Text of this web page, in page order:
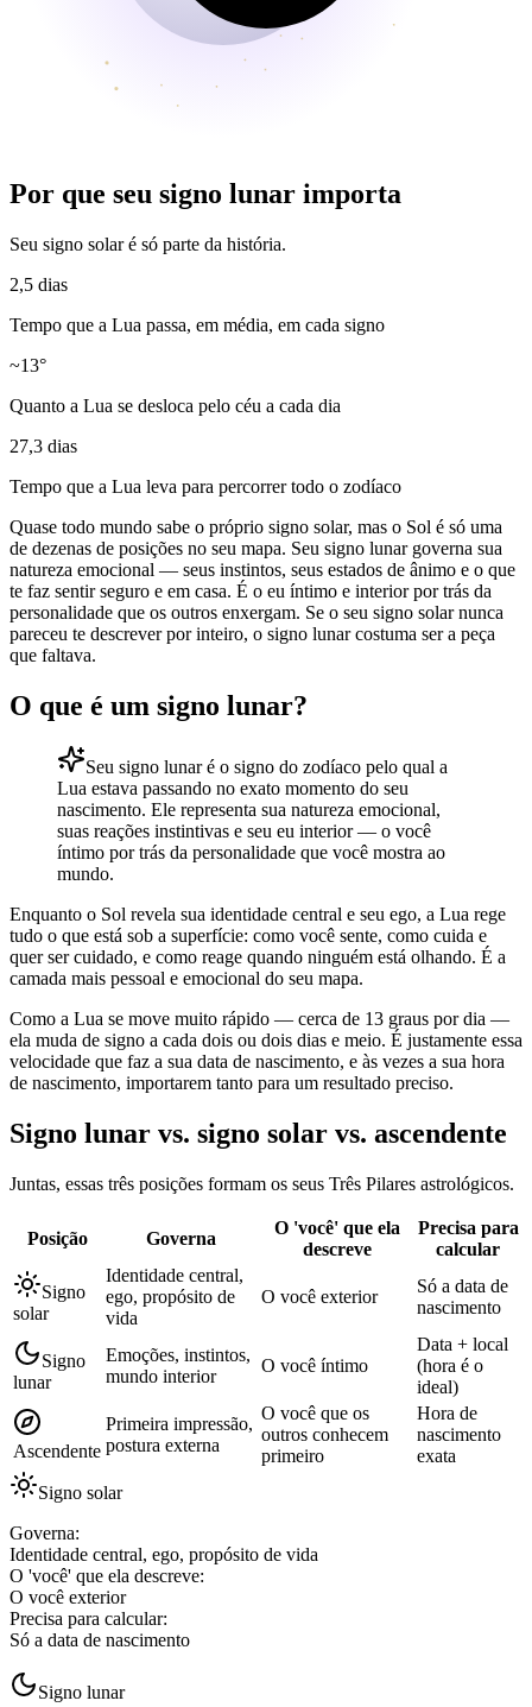
Por que seu signo lunar importa
Seu signo solar é só parte da história.
2,5 dias
Tempo que a Lua passa, em média, em cada signo
~13°
Quanto a Lua se desloca pelo céu a cada dia
27,3 dias
Tempo que a Lua leva para percorrer todo o zodíaco
Quase todo mundo sabe o próprio signo solar, mas o Sol é só uma
de dezenas de posições no seu mapa. Seu signo lunar governa sua
natureza emocional — seus instintos, seus estados de ânimo e o que
te faz sentir seguro e em casa. É o eu íntimo e interior por trás da
personalidade que os outros enxergam. Se o seu signo solar nunca
pareceu te descrever por inteiro, o signo lunar costuma ser a peça
que faltava.
O que é um signo lunar?
Seu signo lunar é o signo do zodíaco pelo qual a
Lua estava passando no exato momento do seu
nascimento. Ele representa sua natureza emocional,
suas reações instintivas e seu eu interior — o você
íntimo por trás da personalidade que você mostra ao
mundo.
Enquanto o Sol revela sua identidade central e seu ego, a Lua rege
tudo o que está sob a superfície: como você sente, como cuida e
quer ser cuidado, e como reage quando ninguém está olhando. É a
camada mais pessoal e emocional do seu mapa.
Como a Lua se move muito rápido — cerca de 13 graus por dia —
ela muda de signo a cada dois ou dois dias e meio. É justamente essa
velocidade que faz a sua data de nascimento, e às vezes a sua hora
de nascimento, importarem tanto para um resultado preciso.
Signo lunar vs. signo solar vs. ascendente
Juntas, essas três posições formam os seus Três Pilares astrológicos.
Posição Governa
O 'você' que ela
descreve
Precisa para
calcular
Signo
solar
Identidade central,
ego, propósito de
vida
O você exterior
Só a data de
nascimento
Signo
lunar
Emoções, instintos,
mundo interior
O você íntimo
Data + local
(hora é o
ideal)
Ascendente
Primeira impressão,
postura externa
O você que os
outros conhecem
primeiro
Hora de
nascimento
exata
Signo solar
Governa:
Identidade central, ego, propósito de vida
O 'você' que ela descreve:
O você exterior
Precisa para calcular:
Só a data de nascimento
Signo lunar